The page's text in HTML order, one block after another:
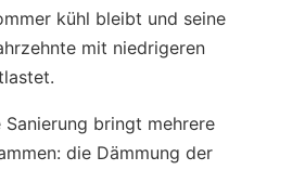
kühl bleibt und seine
mit niedrigeren
Sanierung bringt mehrere
die Dämmung der